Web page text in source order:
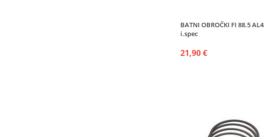
BATNI OBROČKI FI 88.5
i.spec
21,90 €